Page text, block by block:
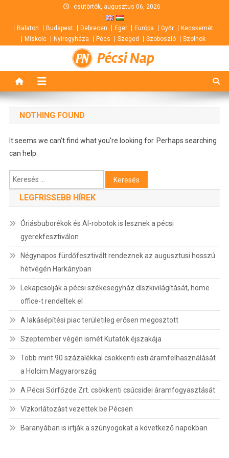
content
csütörtök, augusztus 06, 2026
Balaton Budapest Debrecen Eger Európa Győr
Kecskemét
Miskolc
Nyíregyháza Pécs Szeged Szoboszló Szolnok
Pécsi Nap
NOTHING FOUND
It seems we can’t find what you’re looking for. Perhaps searching
can help.
Keresés:
LEGFRISSEBB HÍREK
Óriásbuborékok és AI-robotok is lesznek a pécsi
gyerekfesztiválon
Négynapos fürdőfesztivált rendeznek az augusztusi hosszú
hétvégén Harkányban
Lekapcsolják a pécsi székesegyház díszkivilágítását, home
office-t rendeltek el
A lakásépítési piac területileg erősen megosztott
Szeptember végén ismét Kutatók éjszakája
Több mint 90 százalékkal csökkenti esti áramfelhasználását
a Holcim Magyarország
A Pécsi Sörfőzde Zrt. csökkenti csúcsidei áramfogyasztását
Vízkorlátozást vezettek be Pécsen
Baranyában is irtják a szúnyogokat a következő napokban